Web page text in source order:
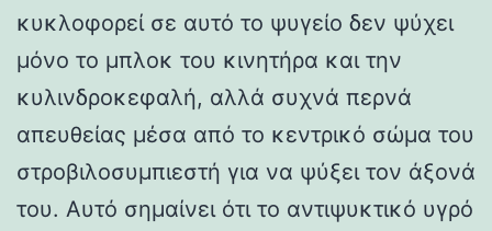
κυκλοφορεί σε αυτό το ψυγείο δεν ψύχει
μόνο το μπλοκ του κινητήρα και την
κυλινδροκεφαλή, αλλά συχνά περνά
απευθείας μέσα από το κεντρικό σώμα του
στροβιλοσυμπιεστή για να ψύξει τον άξονά
του. Αυτό σημαίνει ότι το αντιψυκτικό υγρό